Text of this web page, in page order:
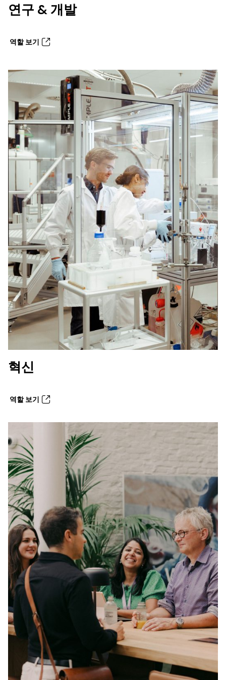
연구 & 개발
역할 보기
혁신
역할 보기